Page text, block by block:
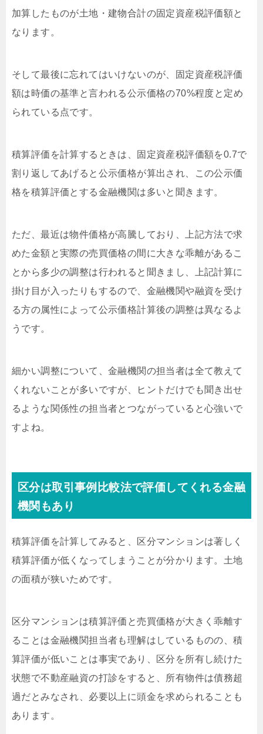
加算したものが土地・建物合計の固定資産税評価額と
なります。
そして最後に忘れてはいけないのが、固定資産税評価
額は時価の基準と言われる公示価格の70%程度と定め
られている点です。
積算評価を計算するときは、固定資産税評価額を0.7で
割り返してあげると公示価格が算出され、この公示価
格を積算評価とする金融機関は多いと聞きます。
ただ、最近は物件価格が高騰しており、上記方法で求
めた金額と実際の売買価格の間に大きな乖離があるこ
とから多少の調整は行われると聞きまし、上記計算に
掛け目が入ったりもするので、金融機関や融資を受け
る方の属性によって公示価格計算後の調整は異なるよ
うです。
細かい調整について、金融機関の担当者は全て教えて
くれないことが多いですが、ヒントだけでも聞き出せ
るような関係性の担当者とつながっていると心強いで
すよね。
区分は取引事例比較法で評価してくれる金融
機関もあり
積算評価を計算してみると、区分マンションは著しく
積算評価が低くなってしまうことが分かります。土地
の面積が狭いためです。
区分マンションは積算評価と売買価格が大きく乖離す
ることは金融機関担当者も理解はしているものの、積
算評価が低いことは事実であり、区分を所有し続けた
状態で不動産融資の打診をすると、所有物件は債務超
過だとみなされ、必要以上に頭金を求められることも
あります。